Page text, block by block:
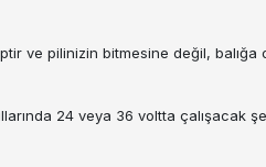
ve pilinizin bitmesine değil, balığa
24 veya 36 voltta çalışacak